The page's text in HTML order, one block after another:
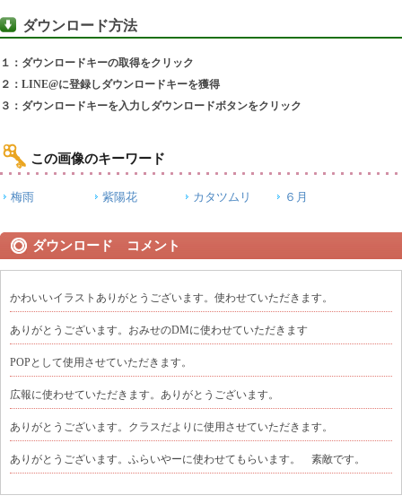
ダウンロード方法
１：ダウンロードキーの取得をクリック
２：LINE@に登録しダウンロードキーを獲得
３：ダウンロードキーを入力しダウンロードボタンをクリック
この画像のキーワード
梅雨 紫陽花 カタツムリ ６月
ダウンロード コメント
かわいいイラストありがとうございます。使わせていただきます。
ありがとうございます。おみせのDMに使わせていただきます
POPとして使用させていただきます。
広報に使わせていただきます。ありがとうございます。
ありがとうございます。クラスだよりに使用させていただきます。
ありがとうございます。ふらいやーに使わせてもらいます。 素敵です。